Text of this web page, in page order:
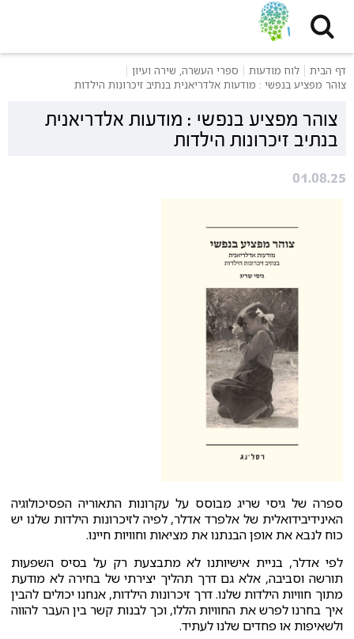
דף הבית לוח מודעות
ספרי העשרה, שירה ועיון
צוהר מפציע בנפשי : מודעות אלדריאנית בנתיב זיכרונות הילדות
צוהר מפציע בנפשי : מודעות אלדריאנית
בנתיב זיכרונות הילדות
01.08.25
ספרה של גיסי שריג מבוסס על עקרונות התאוריה הפסיכולוגיה
האינידיבידואלית של אלפרד אדלר, לפיה לזיכרונות הילדות שלנו יש
כוח לנבא את אופן הבנתנו את מציאות וחוויות חיינו.
לפי אדלר, בניית אישיותנו לא מתבצעת רק על בסיס השפעות
תורשה וסביבה, אלא גם דרך תהליך יצירתי של בחירה לא מודעת
מתוך חוויות הילדות שלנו. דרך זיכרונות הילדות, אנחנו יכולים להבין
איך בחרנו לפרש את החוויות הללו, וכך לבנות קשר בין העבר להווה
ולשאיפות או פחדים שלנו לעתיד.